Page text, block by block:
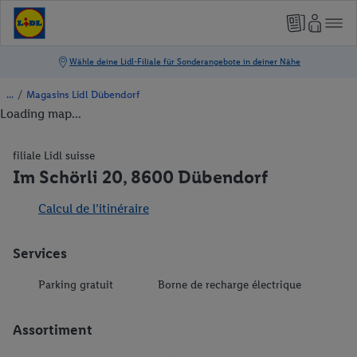
/ Magasins Lidl Dübendorf
Loading map...
filiale Lidl suisse
Im Schörli 20, 8600 Dübendorf
Calcul de l’itinéraire
Services
Parking gratuit Borne de recharge électrique
Assortiment